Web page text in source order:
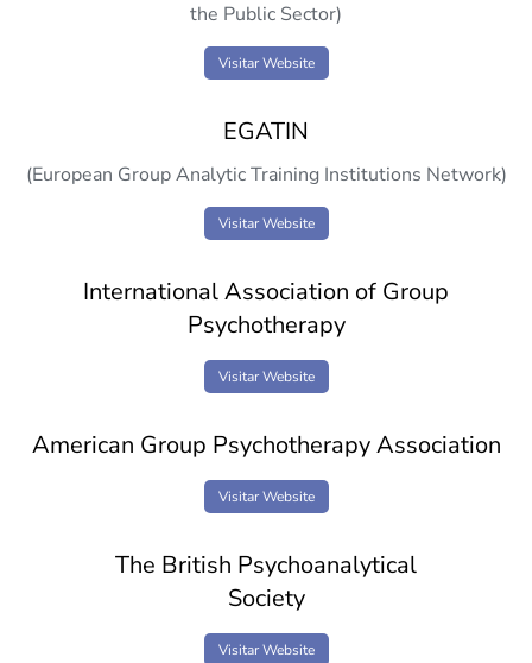
the Public Sector)
Visitar Website
EGATIN
(European Group Analytic Training Institutions Network)
Visitar Website
International Association of Group
Psychotherapy
Visitar Website
American Group Psychotherapy Association
Visitar Website
The British Psychoanalytical
Society
Visitar Website